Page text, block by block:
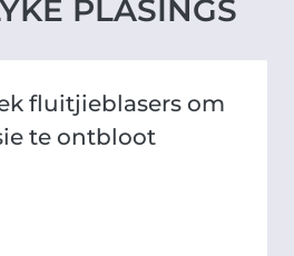
PLASINGS
fluitjieblasers om
te ontbloot